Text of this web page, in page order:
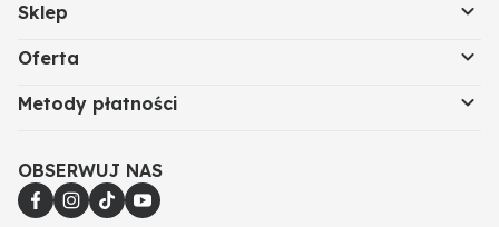
Sklep
Oferta
Metody płatności
OBSERWUJ NAS